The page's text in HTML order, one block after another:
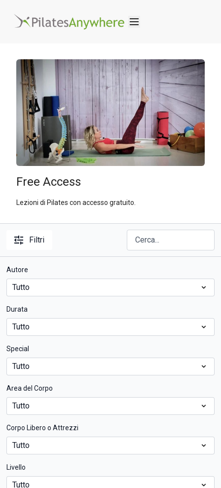
Free Access
Lezioni di Pilates con accesso gratuito.
Filtri
Autore
Durata
Special
Area del Corpo
Corpo Libero o Attrezzi
Livello